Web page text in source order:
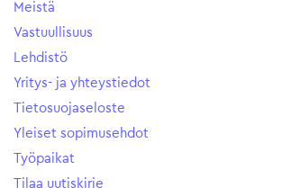
Meistä
Vastuullisuus
Lehdistö
Yritys- ja yhteystiedot
Tietosuojaseloste
Yleiset sopimusehdot
Työpaikat
Tilaa uutiskirje